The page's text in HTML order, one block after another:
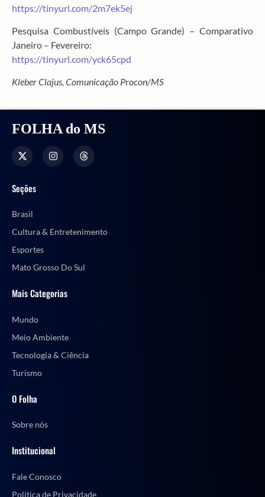
https://tinyurl.com/2m7ek5ej
Pesquisa Combustíveis (Campo Grande) – Comparativo
Janeiro – Fevereiro:
https://tinyurl.com/yck65cpd
Kleber Clajus, Comunicação Procon/MS
FOLHA do MS
Seções
Brasil
Cultura & Entretenimento
Esportes
Mato Grosso Do Sul
Mais Categorias
Mundo
Meio Ambiente
Tecnologia & Ciência
Turismo
O Folha
Sobre nós
Institucional
Fale Conosco
Política de Privacidade